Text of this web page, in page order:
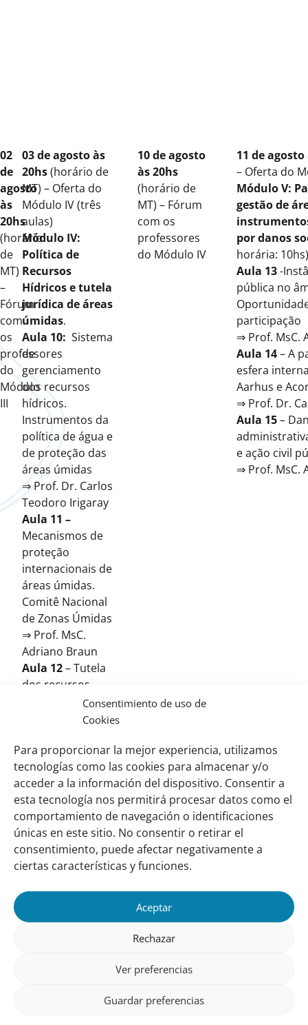
Consentimiento de uso de
Cookies
Para proporcionar la mejor experiencia, utilizamos
tecnologías como las cookies para almacenar y/o
acceder a la información del dispositivo. Consentir a
esta tecnología nos permitirá procesar datos como el
comportamiento de navegación o identificaciones
únicas en este sitio. No consentir o retirar el
consentimiento, puede afectar negativamente a
ciertas características y funciones.
Aceptar
Rechazar
Ver preferencias
Guardar preferencias
02
de
agosto
às
20hs
(horário
de
MT)
–
Fórum
com
os
professores
do
Módulo
III
03 de agostoàs
20hs(horário de
MT) – Oferta do
Módulo IV (três
aulas)
Módulo IV:
Política de
Recursos
Hídricos e tutela
jurídica de áreas
úmidas.
Aula 10: Sistema
de
gerenciamento
dos recursos
hídricos.
Instrumentos da
política de água e
de proteção das
áreas úmidas
⇒ Prof. Dr. Carlos
Teodoro Irigaray
Aula 11 –
Mecanismos de
proteção
internacionais de
áreas úmidas.
Comitê Nacional
de Zonas Úmidas
⇒ Prof. MsC.
Adriano Braun
Aula 12– Tutela
dos recursos
hídricos e áreas
⇒ Prof. Dr. Carlos
Teodoro Irigaray
10 de agosto
às 20hs
(horário de
MT) – Fórum
com os
professores
do Módulo IV
11 de agosto
– Oferta do
Módulo V:
gestão de
por danos
horária: 10hs)
Aula 13-
pública no
participação
⇒ Prof. MsC.
Aula 14– A
esfera
Aarhus e
⇒ Prof. Dr.
Aula 15–
e ação civil
⇒ Prof. MsC.
Links
importantes
Sobre nosotros
Nuestra red
Misión y Visión
Nuestra historia
Conozca a nuestro equipo